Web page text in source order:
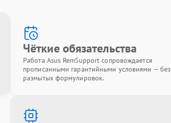
Чёткие обязательства
Работа Asus RemSupport сопровождается
прописанными гарантийными условиями — без
размытых формулировок.